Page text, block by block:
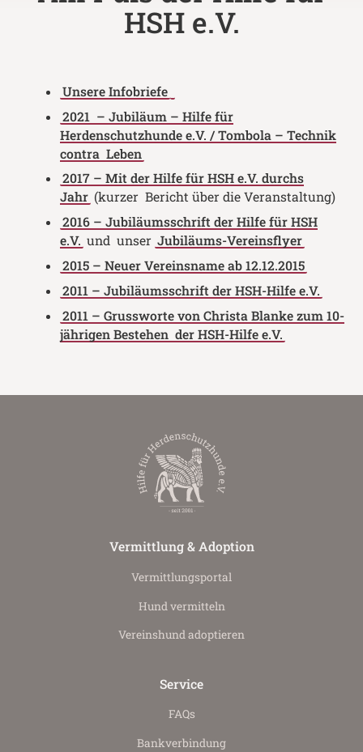
HSH e.V.
Unsere Infobriefe
2021 – Jubiläum – Hilfe für
Herdenschutzhunde e.V. / Tombola – Technik
contra Leben
2017 – Mit der Hilfe für HSH e.V. durchs
Jahr (kurzer Bericht über die Veranstaltung)
2016 – Jubiläumsschrift der Hilfe für HSH
e.V. und unser Jubiläums-Vereinsflyer
2015 – Neuer Vereinsname ab 12.12.2015
2011 – Jubiläumsschrift der HSH-Hilfe e.V.
2011 – Grussworte von Christa Blanke zum 10-
jährigen Bestehen der HSH-Hilfe e.V.
Vermittlung & Adoption
Vermittlungs­portal
Hund vermitteln
Vereinshund adoptieren
Service
FAQs
Bankverbindung